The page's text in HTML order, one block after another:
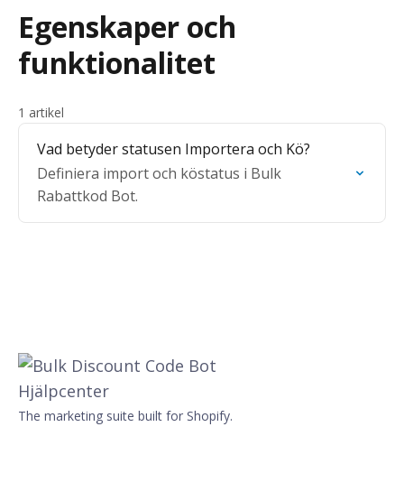
Egenskaper och
funktionalitet
1 artikel
Vad betyder statusen Importera och Kö?
Definiera import och köstatus i Bulk
Rabattkod Bot.
The marketing suite built for Shopify.